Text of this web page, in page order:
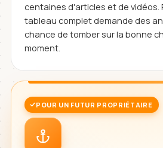
centaines d'articles et de vidéos.
tableau complet demande des
chance de tomber sur la bonne
moment.
POUR UN FUTUR PROPRIÉTAIRE